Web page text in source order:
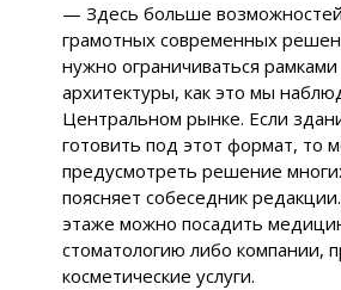
— Здесь больше
грамотных современных
нужно ограничиваться рамками
архитектуры, как это мы
Центральном рынке. Если
готовить под этот формат, то
предусмотреть решение
поясняет собеседник
этаже можно посадить
стоматологию либо компании,
косметические услуги.